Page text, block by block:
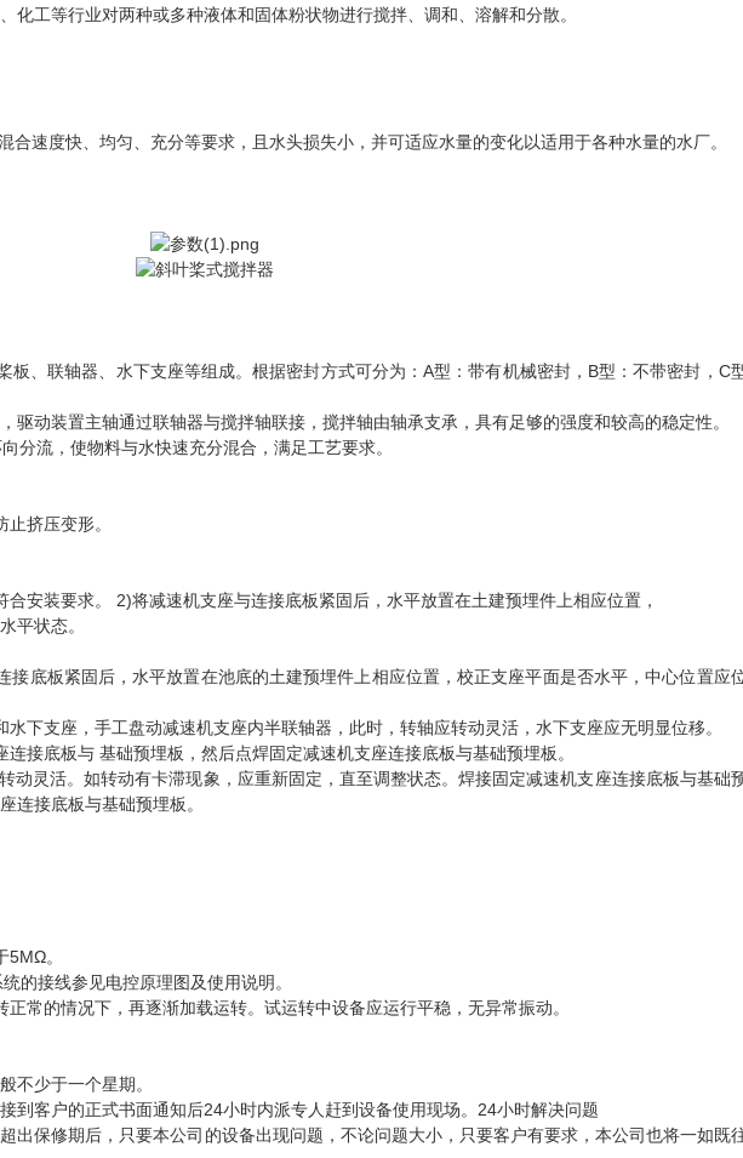
化工等行业对两种或多种液体和固体粉状物进行搅拌、调和、溶解和分散。
速度快、均匀、充分等要求，且水头损失小，并可适应水量的变化以适用于各种水量的水厂。
板、联轴器、水下支座等组成。根据密封方式可分为：A型：带有机械密封，B型：不带密封，C
驱动装置主轴通过联轴器与搅拌轴联接，搅拌轴由轴承支承，具有足够的强度和较高的稳定性。
分流，使物料与水快速充分混合，满足工艺要求。
挤压变形。
安装要求。 2)将减速机支座与连接底板紧固后，水平放置在土建预埋件上相应位置，
平状态。
接底板紧固后，水平放置在池底的土建预埋件上相应位置，校正支座平面是否水平，中心位置应
水下支座，手工盘动减速机支座内半联轴器，此时，转轴应转动灵活，水下支座应无明显位移。
接底板与 基础预埋板，然后点焊固定减速机支座连接底板与基础预埋板。
动灵活。如转动有卡滞现象，应重新固定，直至调整状态。焊接固定减速机支座连接底板与基础
连接底板与基础预埋板。
5MΩ。
的接线参见电控原理图及使用说明。
常的情况下，再逐渐加载运转。试运转中设备应运行平稳，无异常振动。
不少于一个星期。
到客户的正式书面通知后24小时内派专人赶到设备使用现场。24小时解决问题
出保修期后，只要本公司的设备出现问题，不论问题大小，只要客户有要求，本公司也将一如既